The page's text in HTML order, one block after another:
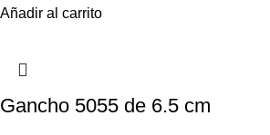
Añadir al carrito
Gancho 5055 de 6.5 cm